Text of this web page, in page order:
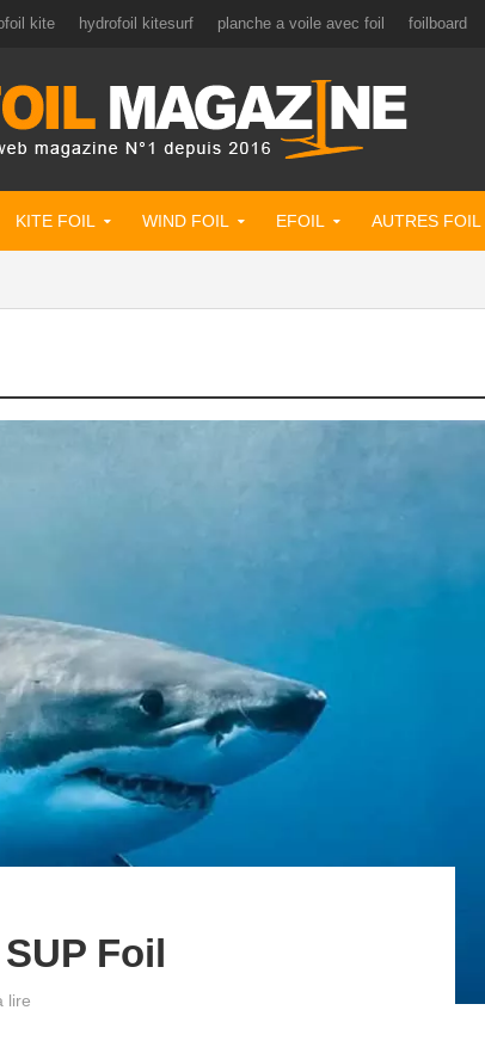
kite hydrofoil kitesurf planche a voile avec foil foilboard
KITE FOIL WIND FOIL EFOIL AUTRES FOIL
Foil
lire